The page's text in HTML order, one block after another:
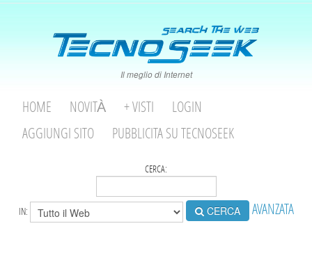
Il meglio di Internet
HOME NOVITÀ + VISTI
LOGIN
AGGIUNGI SITO
PUBBLICITA SU TECNOSEEK
CERCA:
IN: CERCA AVANZATA